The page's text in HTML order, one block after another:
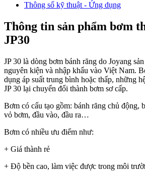
Thông số kỹ thuật - Ứng dụng
Thông tin sản phẩm bơm
JP30
JP 30 là dòng bơm bánh răng do Joyang
nguyên kiện và nhập khẩu vào Việt Nam.
dụng áp suất trung bình hoặc thấp, những
JP 30 lại chuyển đổi thành bơm sơ cấp.
Bơm có cấu tạo gồm: bánh răng chủ động,
vỏ bơm, đầu vào, đầu ra…
Bơm có nhiều ưu điểm như:
+ Giá thành rẻ
+ Độ bền cao, làm việc được trong môi